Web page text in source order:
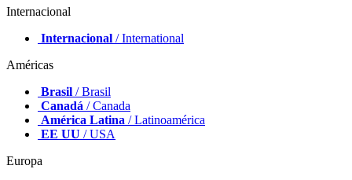
Internacional
Internacional / International
Américas
Brasil / Brasil
Canadá / Canada
América Latina / Latinoamérica
EE UU / USA
Europa